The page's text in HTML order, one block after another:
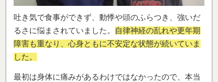
吐き気で食事ができず、動悸や頭のふらつき、強いだ
るさに悩まされていました。
自律神経の乱れや更年期
障害も重なり、心身ともに不安定な状態が続いていま
した。
最初は身体に痛みがあるわけではなかったので、本当